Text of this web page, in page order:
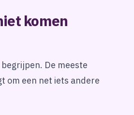
komen
De meeste
om een net iets andere